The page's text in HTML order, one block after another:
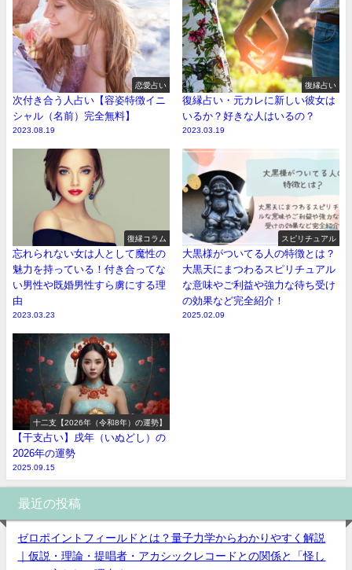
恋愛占い
次付き合う人占い【容姿特徴イニ
シャル（名前）完全無料】
2023.08.19
復縁占い
復縁占い・元カレに新しい彼女は
いるか？好きな人はいるの？
2023.03.19
復縁コラム
忘れられない女は人として魔性の
魅力を持っている！付き合ってな
い男性や既婚男性すら虜にする理
由
2023.03.23
スピリチュアル
大黒様がついてる人の特徴とは？
大黒天にまつわるスピリチュアル
な意味やご利益や強力な待ち受け
の効果など完全紹介！
2025.02.09
十二支【2026年（令和8年）の運勢】
【干支占い】戌年（いぬどし）の
2026年の運勢
2025.09.15
最近の投稿
ゼロポイントフィールドとは？量子力学からわかりやすく解説
｜仮説・理論・提唱者・アカシックレコードとの関係と「怪し